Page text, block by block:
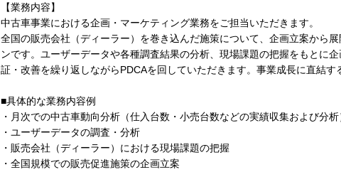
【業務内容】
中古車事業における企画・マーケティング業務をご担当いただきます。
全国の販売会社（ディーラー）を巻き込んだ施策について、企画立案から
ンです。ユーザーデータや各種調査結果の分析、現場課題の把握をもとに
証・改善を繰り返しながらPDCAを回していただきます。事業成長に直結す
■具体的な業務内容例
・月次での中古車動向分析（仕入台数・小売台数などの実績収集および分析
・ユーザーデータの調査・分析
・販売会社（ディーラー）における現場課題の把握
・全国規模での販売促進施策の企画立案